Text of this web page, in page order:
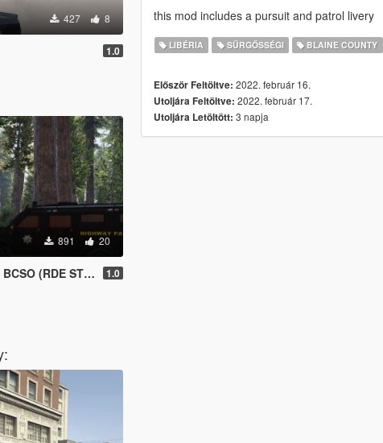
427 8
1.0
891 20
(RDE STYLE) 1.0
this mod includes a pursuit and patrol livery
LIBÉRIA SŰRGŐSSÉGI BLAINE COUNTY
Először Feltöltve: 2022. február 16.
Utoljára Feltöltve: 2022. február 17.
Utoljára Letöltött: 3 napja